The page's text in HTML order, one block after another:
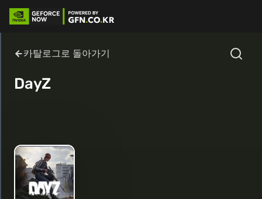
카탈로그로 돌아가기
DayZ